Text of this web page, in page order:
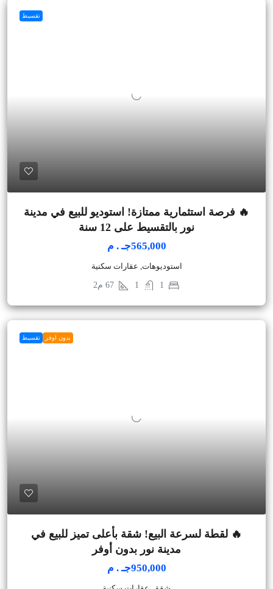
تقسيط
🔥 فرصة استثمارية ممتازة! استوديو للبيع في مدينة
نور بالتقسيط على 12 سنة
565,000جـ . م
استوديوهات, عقارات سكنية
1
1
67 م2
بدون اوفر تقسيط
🔥 لقطة لسرعة البيع! شقة بأعلى تميز للبيع في
مدينة نور بدون أوفر
950,000جـ . م